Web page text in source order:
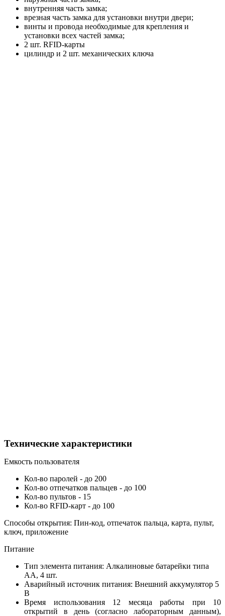
внутренняя часть замка;
врезная часть замка для установки внутри двери;
винты и провода необходимые для крепления и
установки всех частей замка;
2 шт. RFID-карты
цилиндр и 2 шт. механических ключа
Технические характеристики
Емкость пользователя
Кол-во паролей - до 200
Кол-во отпечатков пальцев - до 100
Кол-во пультов - 15
Кол-во RFID-карт - до 100
Способы открытия: Пин-код, отпечаток пальца, карта, пульт,
ключ, приложение
Питание
Тип элемента питания: Алкалиновые батарейки типа
АА, 4 шт.
Аварийный источник питания: Внешний аккумулятор 5
В
Время использования 12 месяца работы при 10
открытий в день (согласно лабораторным данным),